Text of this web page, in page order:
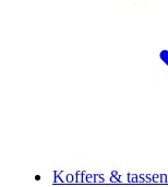
Koffers & tassen